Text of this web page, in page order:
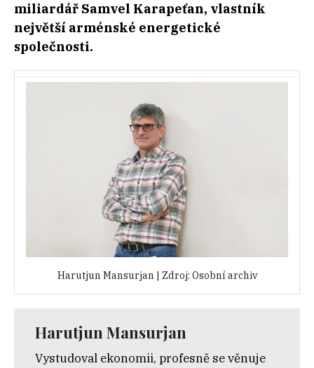
miliardář Samvel Karapeťan, vlastník
největší arménské energetické
společnosti.
Harutjun Mansurjan | Zdroj: Osobní archiv
Harutjun Mansurjan
Vystudoval ekonomii, profesně se věnuje